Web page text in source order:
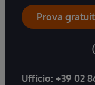
Prova
Ufficio: +39 02